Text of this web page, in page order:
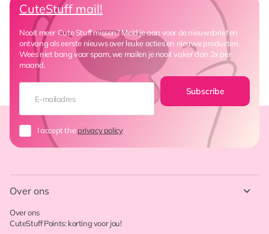
CuteStuff mail!
Nooit meer Cute Stuff missen? Meld je aan voor de nieuwsbrief en
ontvang als eerste nieuws over leuke acties en nieuwe producten.
Wees niet bang voor spam, we mailen je nooit vaker dan 2x per
maand.
Subscribe
I accept theprivacy policy
Over ons
Over ons
CuteStuff Points: korting voor jou!